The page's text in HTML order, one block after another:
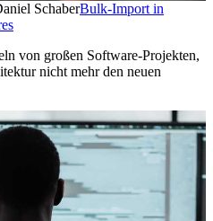
SchaberBulk-Import in
von großen Software-Projekten,
nicht mehr den neuen